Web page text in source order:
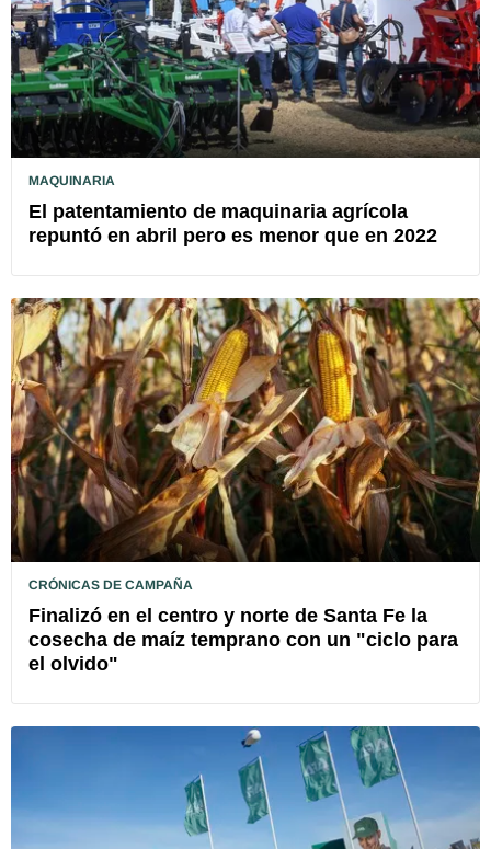
MAQUINARIA
El patentamiento de maquinaria agrícola
repuntó en abril pero es menor que en 2022
CRÓNICAS DE CAMPAÑA
Finalizó en el centro y norte de Santa Fe la
cosecha de maíz temprano con un "ciclo para
el olvido"